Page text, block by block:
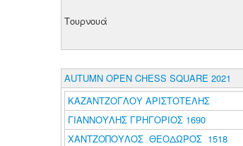
Τουρνουά
AUTUMN OPEN CHESS SQUARE 2021
ΚΑΖΑΝΤΖΟΓΛΟΥ ΑΡΙΣΤΟΤΕΛΗΣ
ΓΙΑΝΝΟΥΛΗΣ ΓΡΗΓΟΡΙΟΣ 1690
ΧΑΝΤΖΟΠΟΥΛΟΣ ΘΕΟΔΩΡΟΣ 1518